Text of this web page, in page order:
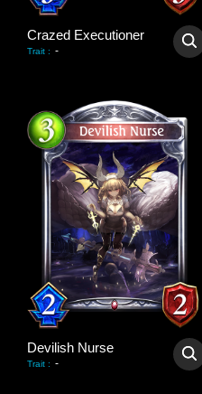
Crazed Executioner
Trait : -
Devilish Nurse
Trait : -